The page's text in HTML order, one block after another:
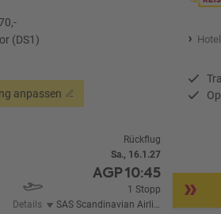
(DS1)
anpassen
Details
Rückflug
Sa., 16.1.27
AGP10:45
1 Stopp
SAS Scandinavian Airlines